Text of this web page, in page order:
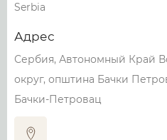
Serbia
Адрес
Сербия, Автономный Край
округ, општина Бачки
Бачки-Петровац